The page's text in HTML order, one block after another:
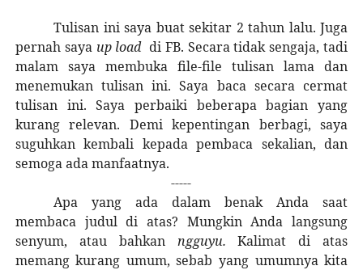
Tulisan ini saya buat sekitar 2 tahun lalu. Juga
pernah saya up load di FB. Secara tidak sengaja, tadi
malam saya membuka file-file tulisan lama dan
menemukan tulisan ini. Saya baca secara cermat
tulisan ini. Saya perbaiki beberapa bagian yang
kurang relevan. Demi kepentingan berbagi, saya
suguhkan kembali kepada pembaca sekalian, dan
semoga ada manfaatnya.
-----
Apa yang ada dalam benak Anda saat
membaca judul di atas? Mungkin Anda langsung
senyum, atau bahkan ngguyu.Kalimat di atas
memang kurang umum, sebab yang umumnya kita